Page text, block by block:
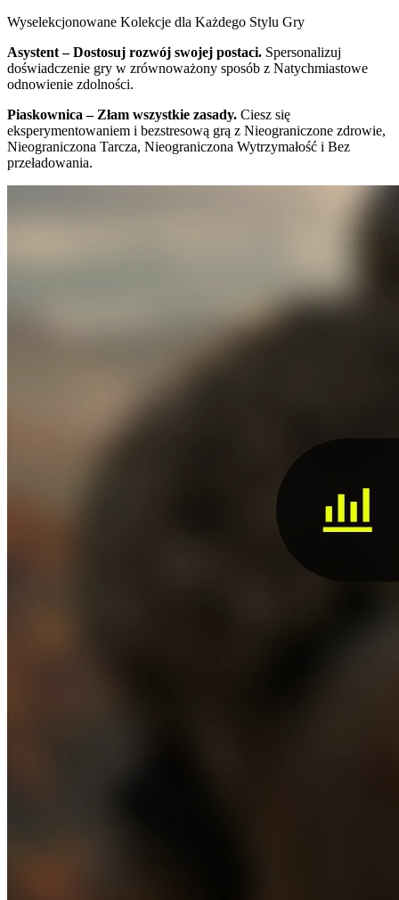
Wyselekcjonowane Kolekcje dla Każdego Stylu Gry
Asystent – Dostosuj rozwój swojej postaci. Spersonalizuj
doświadczenie gry w zrównoważony sposób z Natychmiastowe
odnowienie zdolności.
Piaskownica – Złam wszystkie zasady. Ciesz się
eksperymentowaniem i bezstresową grą z Nieograniczone zdrowie,
Nieograniczona Tarcza, Nieograniczona Wytrzymałość i Bez
przeładowania.